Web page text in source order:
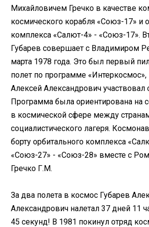
Михайловичем Гречко в качестве
космического корабля «Союз-17» и
комплекса «Салют-4» - «Союз-17».
Губарев совершает с Владимиром
марта 1978 года. Это был первый
полет по программе «Интеркосмос»,
Алексей Александрович участвовал
Программа была ориентирована на
в космической сфере между
социалистического лагеря.
борту орбитального комплекса
«Союз-27» - «Союз-28» вместе с
Гречко Г.М.
За два полета в космос Губарев
Александрович налетал 37 дней 11
45 секунд! В 1981 покинул отряд